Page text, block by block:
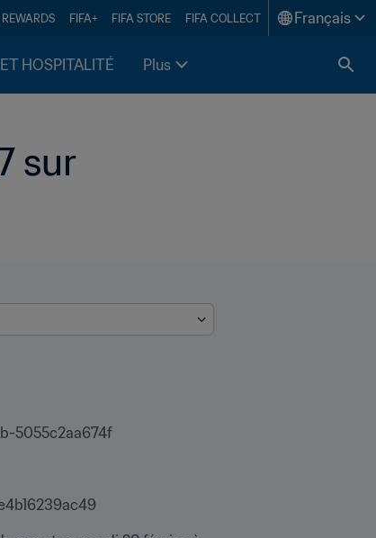
REWARDS FIFA+ FIFA STORE FIFA COLLECT Français
HOSPITALITÉ Plus
sur
5055c2aa674f